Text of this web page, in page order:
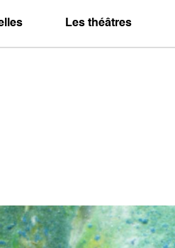
Les théâtres